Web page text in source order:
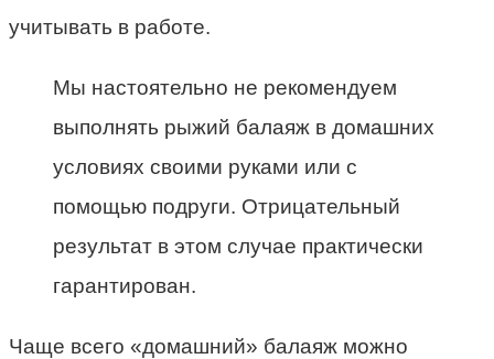
учитывать в работе.
Мы настоятельно не рекомендуем
выполнять рыжий балаяж в домашних
условиях своими руками или с
помощью подруги. Отрицательный
результат в этом случае практически
гарантирован.
Чаще всего «домашний» балаяж можно